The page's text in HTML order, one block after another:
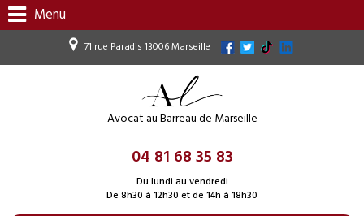
Menu
71 rue Paradis 13006 Marseille
Avocat au Barreau de Marseille
04 81 68 35 83
Du lundi au vendredi
De 8h30 à 12h30 et de 14h à 18h30